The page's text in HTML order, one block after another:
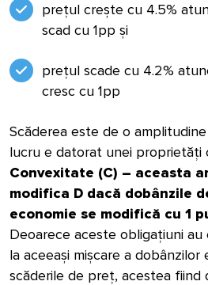
prețul crește cu 4.5%
scad cu 1pp și
prețul scade cu 4.2%
cresc cu 1pp
Scăderea este de o
lucru e datorat unei proprietăți
Convexitate (C) – aceasta
modifica D dacă dobânzile
economie se modifică cu 1
Deoarece aceste obligațiuni
la aceeași mișcare a
scăderile de preț, acestea fiind